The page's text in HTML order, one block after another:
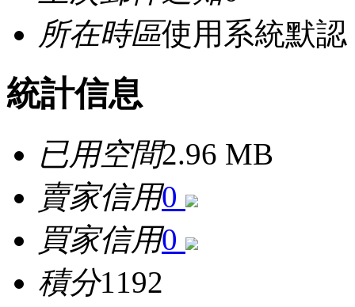
所在時區使用系統默認
統計信息
已用空間2.96 MB
賣家信用0
買家信用0
積分1192